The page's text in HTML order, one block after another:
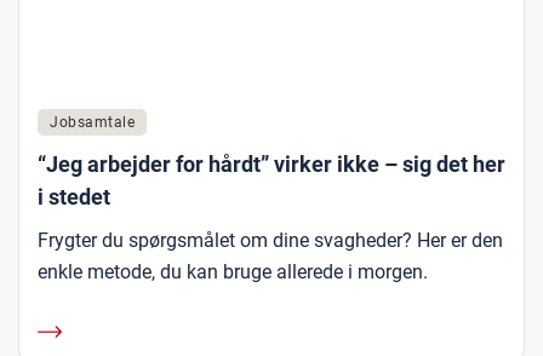
Jobsamtale
“Jeg arbejder for hårdt” virker ikke – sig det her
i stedet
Frygter du spørgsmålet om dine svagheder? Her er den
enkle metode, du kan bruge allerede i morgen.